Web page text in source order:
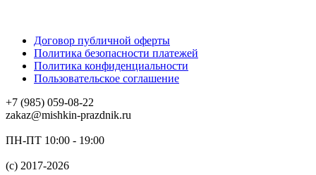
Договор публичной оферты
Политика безопасности платежей
Политика конфиденциальности
Пользовательское соглашение
+7 (985) 059-08-22
zakaz@mishkin-prazdnik.ru
ПН-ПТ 10:00 - 19:00
(c) 2017-2026